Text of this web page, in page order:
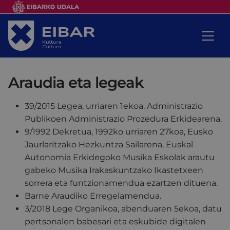
Araudia eta legeak
39/2015 Legea, urriaren 1ekoa, Administrazio
Publikoen Administrazio Prozedura Erkidearena.
9/1992 Dekretua, 1992ko urriaren 27koa, Eusko
Jaurlaritzako Hezkuntza Sailarena, Euskal
Autonomia Erkidegoko Musika Eskolak arautu
gabeko Musika Irakaskuntzako Ikastetxeen
sorrera eta funtzionamendua ezartzen dituena.
Barne Araudiko Erregelamendua.
3/2018 Lege Organikoa, abenduaren 5ekoa, datu
pertsonalen babesari eta eskubide digitalen